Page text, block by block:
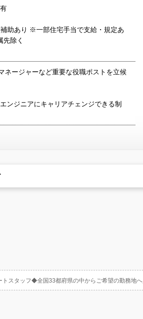
助あり ※一部住宅手当で支給・規定あ
除く
ネージャーなど重要な役職ポストを立候
ンジニアにキャリアチェンジできる制
トスタッフ◆全国33都府県の中からご希望の勤務地